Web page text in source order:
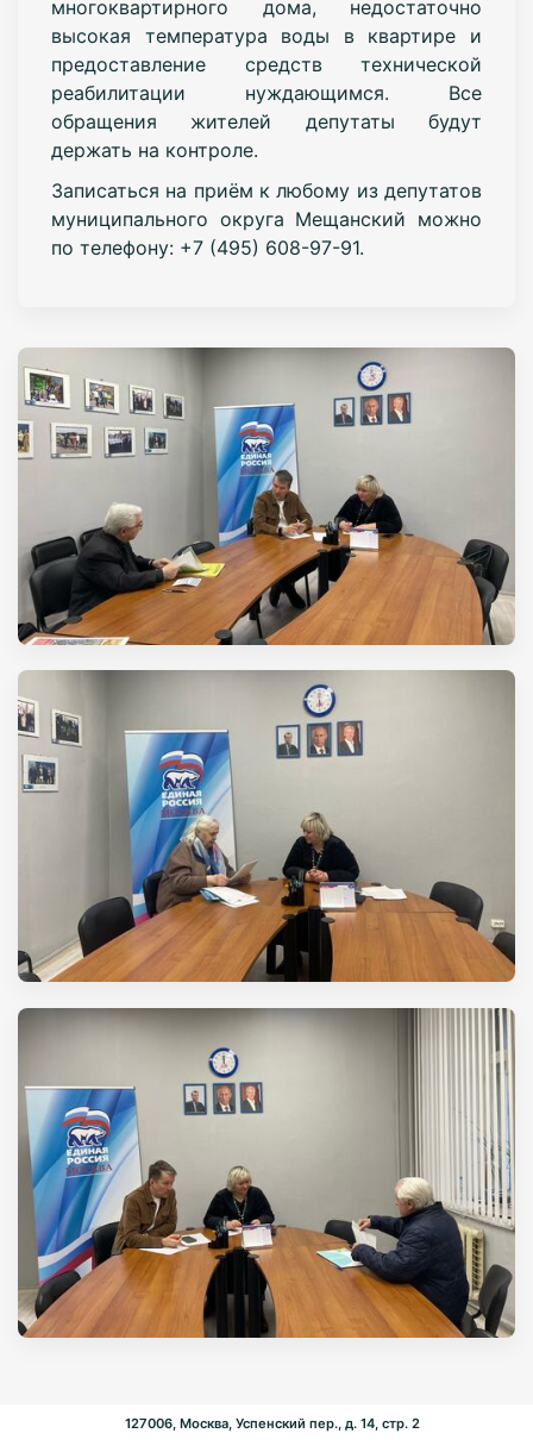
многоквартирного дома, недостаточно
высокая температура воды в квартире и
предоставление средств технической
реабилитации нуждающимся. Все
обращения жителей депутаты будут
держать на контроле.
Записаться на приём к любому из депутатов
муниципального округа Мещанский можно
по телефону: +7 (495) 608-97-91.
127006, Москва, Успенский пер., д. 14, стр. 2